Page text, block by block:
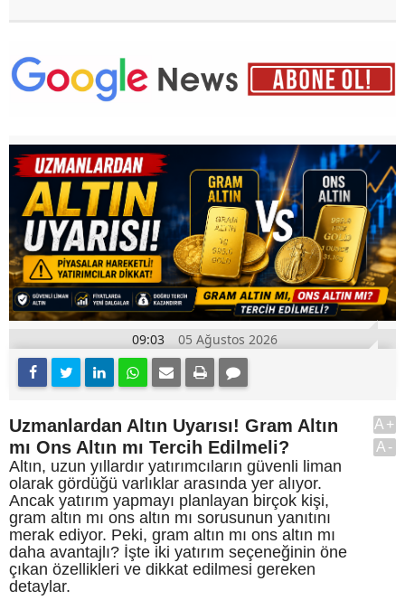
09:03 05 Ağustos 2026
Uzmanlardan Altın Uyarısı! Gram Altın
mı Ons Altın mı Tercih Edilmeli?
Altın, uzun yıllardır yatırımcıların güvenli liman
olarak gördüğü varlıklar arasında yer alıyor.
Ancak yatırım yapmayı planlayan birçok kişi,
gram altın mı ons altın mı sorusunun yanıtını
merak ediyor. Peki, gram altın mı ons altın mı
daha avantajlı? İşte iki yatırım seçeneğinin öne
çıkan özellikleri ve dikkat edilmesi gereken
detaylar.
A+
A-